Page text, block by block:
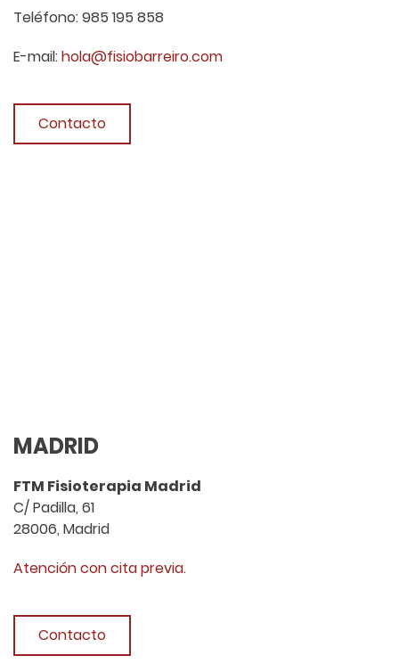
Teléfono: 985 195 858
E-mail:hola@fisiobarreiro.com
Contacto
MADRID
FTM Fisioterapia Madrid
C/ Padilla, 61
28006, Madrid
Atención con cita previa.
Contacto